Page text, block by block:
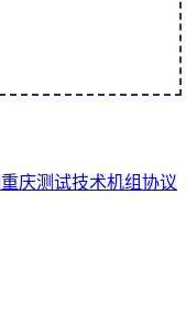
重庆测试技术机组协议